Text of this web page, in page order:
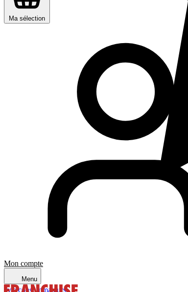
Ma sélection
Mon compte
Menu
avis consommateurs